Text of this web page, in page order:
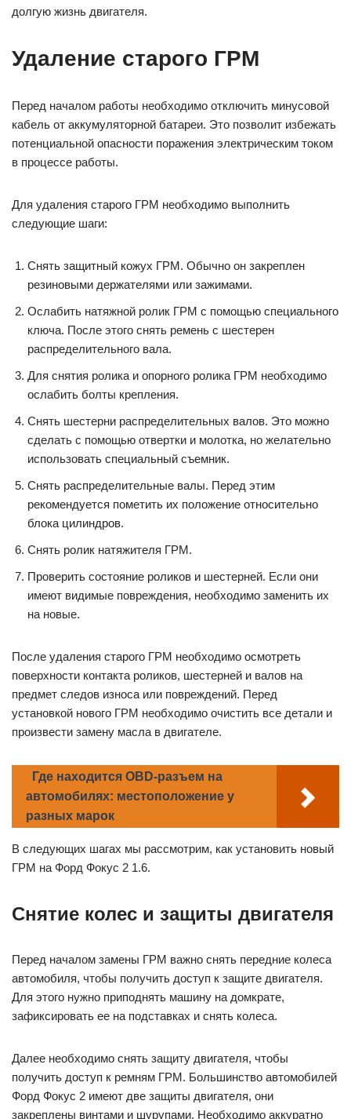
долгую жизнь двигателя.
Удаление старого ГРМ
Перед началом работы необходимо отключить минусовой
кабель от аккумуляторной батареи. Это позволит избежать
потенциальной опасности поражения электрическим током
в процессе работы.
Для удаления старого ГРМ необходимо выполнить
следующие шаги:
Снять защитный кожух ГРМ. Обычно он закреплен
резиновыми держателями или зажимами.
Ослабить натяжной ролик ГРМ с помощью специального
ключа. После этого снять ремень с шестерен
распределительного вала.
Для снятия ролика и опорного ролика ГРМ необходимо
ослабить болты крепления.
Снять шестерни распределительных валов. Это можно
сделать с помощью отвертки и молотка, но желательно
использовать специальный съемник.
Снять распределительные валы. Перед этим
рекомендуется пометить их положение относительно
блока цилиндров.
Снять ролик натяжителя ГРМ.
Проверить состояние роликов и шестерней. Если они
имеют видимые повреждения, необходимо заменить их
на новые.
После удаления старого ГРМ необходимо осмотреть
поверхности контакта роликов, шестерней и валов на
предмет следов износа или повреждений. Перед
установкой нового ГРМ необходимо очистить все детали и
произвести замену масла в двигателе.
Где находится OBD-разъем на
автомобилях: местоположение у
разных марок
В следующих шагах мы рассмотрим, как установить новый
ГРМ на Форд Фокус 2 1.6.
Снятие колес и защиты двигателя
Перед началом замены ГРМ важно снять передние колеса
автомобиля, чтобы получить доступ к защите двигателя.
Для этого нужно приподнять машину на домкрате,
зафиксировать ее на подставках и снять колеса.
Далее необходимо снять защиту двигателя, чтобы
получить доступ к ремням ГРМ. Большинство автомобилей
Форд Фокус 2 имеют две защиты двигателя, они
закреплены винтами и шурупами. Необходимо аккуратно